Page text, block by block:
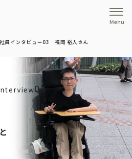
Menu
社員インタビュー03 福岡 裕人さん
03